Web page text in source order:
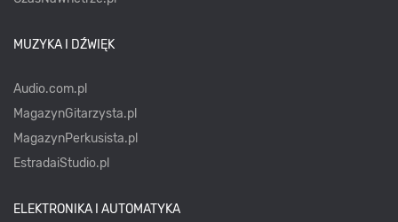
MUZYKA I DŹWIĘK
Audio.com.pl
MagazynGitarzysta.pl
MagazynPerkusista.pl
EstradaiStudio.pl
ELEKTRONIKA I AUTOMATYKA